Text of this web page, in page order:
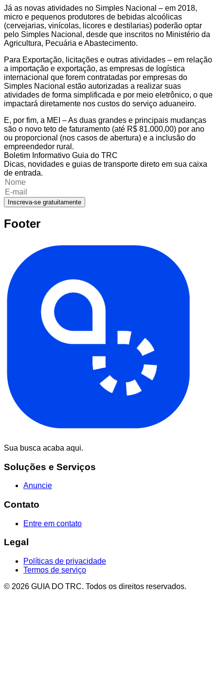
Já as novas atividades no Simples Nacional – em 2018,
micro e pequenos produtores de bebidas alcoólicas
(cervejarias, vinícolas, licores e destilarias) poderão optar
pelo Simples Nacional, desde que inscritos no Ministério da
Agricultura, Pecuária e Abastecimento.
Para Exportação, licitações e outras atividades – em relação
a importação e exportação, as empresas de logística
internacional que forem contratadas por empresas do
Simples Nacional estão autorizadas a realizar suas
atividades de forma simplificada e por meio eletrônico, o que
impactará diretamente nos custos do serviço aduaneiro.
E, por fim, a MEI – As duas grandes e principais mudanças
são o novo teto de faturamento (até R$ 81.000,00) por ano
ou proporcional (nos casos de abertura) e a inclusão do
empreendedor rural.
Boletim Informativo Guia do TRC
Dicas, novidades e guias de transporte direto em sua caixa
de entrada.
Inscreva-se gratuitamente
Footer
Sua busca acaba aqui.
Soluções e Serviços
Anuncie
Contato
Entre em contato
Legal
Políticas de privacidade
Termos de serviço
© 2026 GUIA DO TRC. Todos os direitos reservados.